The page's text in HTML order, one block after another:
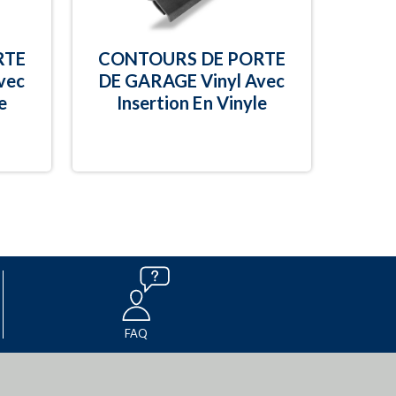
CONTOURS DE PORTE
DE GARAGE Vinyl Avec
Insertion En Vinyle
FAQ